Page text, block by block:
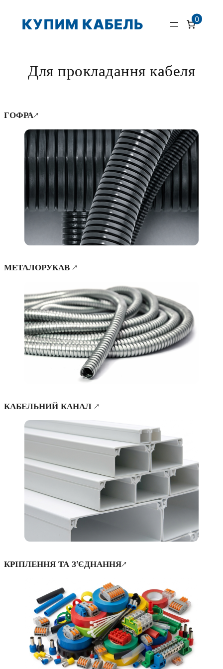
КУПИМ КАБЕЛЬ 0
Для прокладання кабеля
ГОФРА↗
МЕТАЛОРУКАВ ↗
КАБЕЛЬНИЙ КАНАЛ ↗
КРІПЛЕННЯ ТА З’ЄДНАННЯ↗